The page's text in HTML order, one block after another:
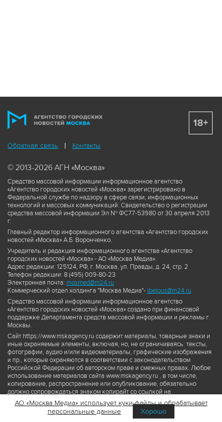
Обратная связь Контакты
© 2013-2026 АГН «Москва»
Средство массовой информации информационное агентство
«Агентство городских новостей «Москва» зарегистрировано в
Федеральной службе по надзору в сфере связи, информационных
технологий и массовых коммуникаций. Свидетельство о регистрации
средства массовой информации Эл № ФС77-53980 от 30 апреля 2013
г.
Главный редактор информационного агентства «Агентство городских
новостей «Москва» А.Б. Воронченко.
Учредитель и редакция информационного агентства «Агентство
городских новостей «Москва» - АО «Москва Медиа».
Адрес редакции: 125124, РФ, г. Москва, ул. Правды, д. 24, стр. 2
Телефон редакции: 8 (495) 009-80-23
Электронная почта: mosmed@m24.ru
Коммерческий отдел холдинга "Москва Медиа"- ibelous@m24.ru
Средство массовой информации информационное агентство
«Агентство городских новостей «Москва» создано при финансовой
поддержке Департамента средств массовой информации и рекламы г.
Москвы.
Сайт https://www.mskagency.ru содержит материалы, товарные знаки и
иные охраняемые элементы, включая, но, не ограничиваясь: тексты,
фотографии, аудио и/или видеоматериалы, графические изображения
и пр., которые охраняются в соответствии с законодательством
Российской Федерации об авторском праве и смежных правах. Любое
использование материалов сайта www.mskagency.ru , в том числе,
копирование, распространение или опубликование, обязательно
должно сопровождаться знаком копирайт со ссылкой на
правообладателя © АО «Москва Медиа», а также гиперссылкой на сайт
www.mskagency.ru как на первоисточник информации. Переработка
материалов сайта www.mskagency.ru не допускается.
18+
АО «Москва Медиа» использует куки-файлы и обрабатывает
персональные данные
Хорошо